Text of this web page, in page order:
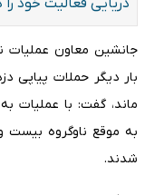
جانشین معاون عملیات
بار دیگر حملات پیاپی
ماند، گفت: با عملیات
به موقع ناوگروه بیست
شدند.